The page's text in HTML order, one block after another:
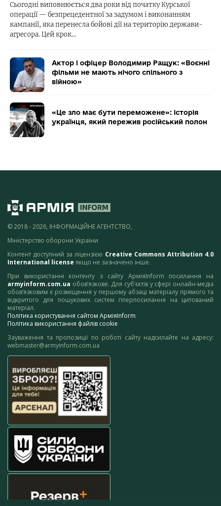
Сьогодні виповнюється два роки від початку Курської
операції — безпрецедентної за задумом і виконанням
кампанії, яка перенесла бойові дії на територію держави-
агресора. Цей крок…
Актор і офіцер Володимир Ращук: «Воєнні
фільми не мають нічого спільного з
війною»
«Це зло має бути переможене»: історія
українця, який пережив російський полон
© 2018 - 2026, ІНФОРМАЦІЙНЕ АГЕНТСТВО,
Міністерство оборони України
Контент доступний за ліцензією Creative Commons Attribution 4.0
International license якщо не зазначено інше.
При використанні контенту з сайту АрміяInform посилання на
armyinform.com.ua обов’язкове. Для суб’єктів у сфері онлайн-медіа
обов’язковим є розміщення у першому абзаці матеріалу прямого та
відкритого для пошукових систем гіперпосилання на цитований
матеріал.
Політика користування сайтом АрміяInform
Політика використання файлів cookie
Зауваження та пропозиції по роботі сайту надсилайте на адресу:
webmaster@armyinform.com.ua